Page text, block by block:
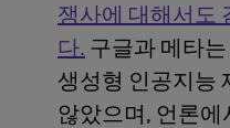
쟁사에 대해서도
다. 구글과 메타는
생성형 인공지능
않았으며, 언론에